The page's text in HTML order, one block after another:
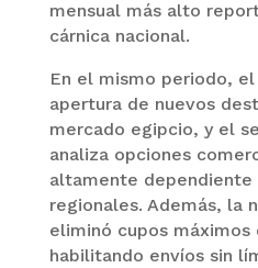
mensual más alto
cárnica nacional.
En el mismo periodo,
apertura de nuevos
mercado egipcio, y el
analiza opciones
altamente dependiente
regionales. Además, la
eliminó cupos
habilitando envíos sin